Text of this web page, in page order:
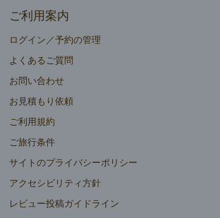
ご利用案内
ログイン／予約の管理
よくあるご質問
お問い合わせ
お見積もり依頼
ご利用規約
ご旅行条件
サイトのプライバシーポリシー
アクセシビリティ方針
レビュー投稿ガイドライン